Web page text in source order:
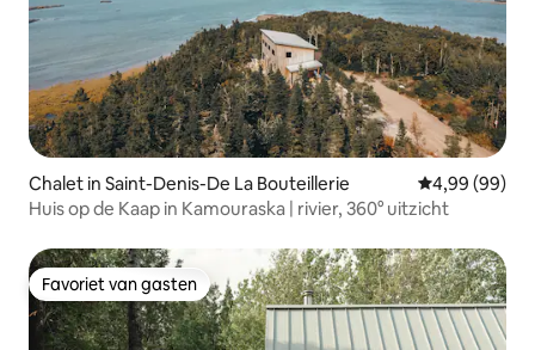
Chalet in Saint-Denis-De La Bouteillerie Gemiddelde
4,99 (99)
Huis op de Kaap in Kamouraska | rivier, 360° uitzicht
Favoriet van gasten
Favoriet van gasten